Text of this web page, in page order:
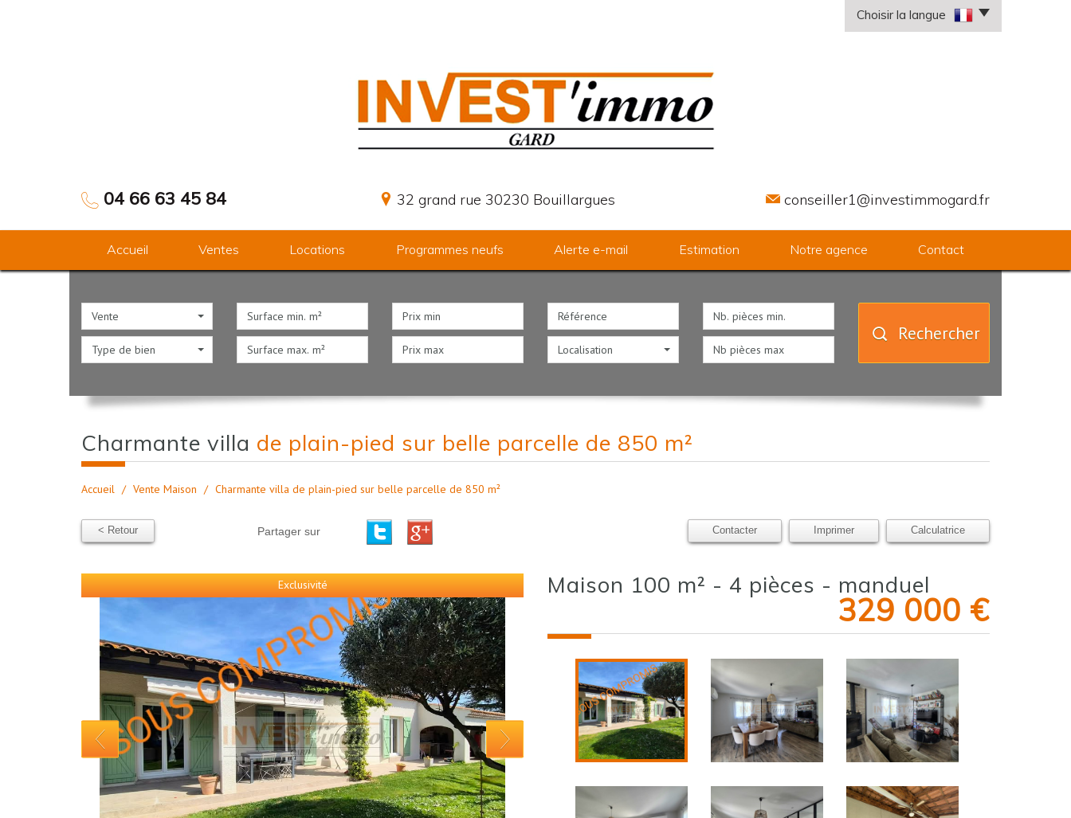
Choisir la langue
04 66 63 45 84 32 grand rue 30230 Bouillargues conseiller1@investimmogard.fr
Accueil Ventes Locations Programmes neufs Alerte e-mail Estimation Notre agence Contact
Vente
Type de bien Localisation
Rechercher
charmante villa de plain-pied sur belle parcelle de 850 m²
Accueil Vente Maison Charmante villa de plain-pied sur belle parcelle de 850 m²
< Retour Partager sur Contacter Imprimer Calculatrice
Exclusivité maison 100 m² - 4 pièces - manduel
329 000 €